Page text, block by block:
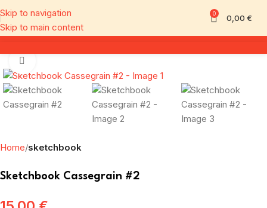
Skip to navigation
Skip to main content
0 0,00 €
Home sketchbook
Sketchbook Cassegrain #2